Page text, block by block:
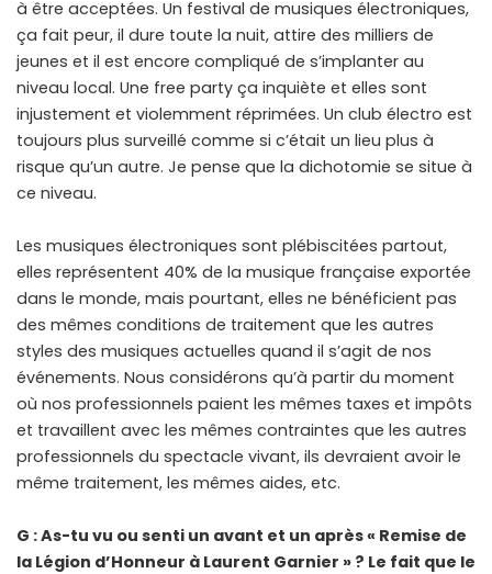
à être acceptées. Un festival de musiques électroniques,
ça fait peur, il dure toute la nuit, attire des milliers de
jeunes et il est encore compliqué de s’implanter au
niveau local. Une free party ça inquiète et elles sont
injustement et violemment réprimées. Un club électro est
toujours plus surveillé comme si c’était un lieu plus à
risque qu’un autre. Je pense que la dichotomie se situe à
ce niveau.
Les musiques électroniques sont plébiscitées partout,
elles représentent 40% de la musique française exportée
dans le monde, mais pourtant, elles ne bénéficient pas
des mêmes conditions de traitement que les autres
styles des musiques actuelles quand il s’agit de nos
événements. Nous considérons qu’à partir du moment
où nos professionnels paient les mêmes taxes et impôts
et travaillent avec les mêmes contraintes que les autres
professionnels du spectacle vivant, ils devraient avoir le
même traitement, les mêmes aides, etc.
G : As-tu vu ou senti un avant et un après « Remise de
la Légion d’Honneur à Laurent Garnier » ? Le fait que le